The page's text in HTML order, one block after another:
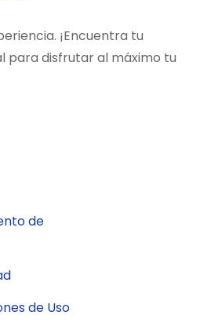
¡Encuentra tu
para disfrutar al máximo tu
de
de Uso